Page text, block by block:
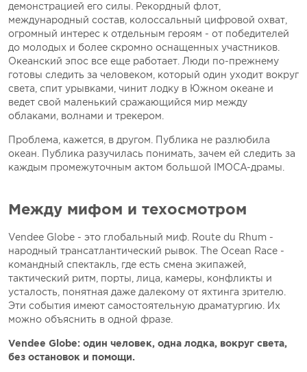
демонстрацией его силы. Рекордный флот,
международный состав, колоссальный цифровой охват,
огромный интерес к отдельным героям - от победителей
до молодых и более скромно оснащенных участников.
Океанский эпос все еще работает. Люди по-прежнему
готовы следить за человеком, который один уходит вокруг
света, спит урывками, чинит лодку в Южном океане и
ведет свой маленький сражающийся мир между
облаками, волнами и трекером.
Проблема, кажется, в другом. Публика не разлюбила
океан. Публика разучилась понимать, зачем ей следить за
каждым промежуточным актом большой IMOCA-драмы.
Между мифом и техосмотром
Vendеe Globe - это глобальный миф. Route du Rhum -
народный трансатлантический рывок. The Ocean Race -
командный спектакль, где есть смена экипажей,
тактический ритм, порты, лица, камеры, конфликты и
усталость, понятная даже далекому от яхтинга зрителю.
Эти события имеют самостоятельную драматургию. Их
можно объяснить в одной фразе.
Vendеe Globe: один человек, одна лодка, вокруг света,
без остановок и помощи.